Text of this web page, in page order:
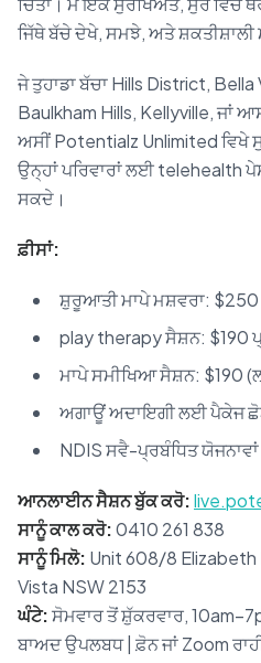
ਜਿੱਥੇ ਬੱਚੇ ਦੇਖੇ, ਸਮਝੇ, ਅਤੇ
ਜੇ ਤੁਹਾਡਾ ਬੱਚਾ Hills District,
Baulkham Hills, Kellyville, ਜਾਂ
ਅਸੀਂ Potentialz Unlimited ਵਿਖੇ
ਉਨ੍ਹਾਂ ਪਰਿਵਾਰਾਂ ਲਈ telehealth
ਸਕਦੇ।
ਫ਼ੀਸਾਂ:
ਸ਼ੁਰੂਆਤੀ ਮਾਪੇ ਮਸ਼ਵਰਾ: $250
play therapy ਸੈਸ਼ਨ: $190
ਮਾਪੇ ਸਮੀਖਿਆ ਸੈਸ਼ਨ: $190
ਅਗਾਊਂ ਅਦਾਇਗੀ ਲਈ ਪੈਕੇਜ
NDIS ਸਵੈ-ਪ੍ਰਬੰਧਿਤ
ਆਨਲਾਈਨ ਸੈਸ਼ਨ ਬੁੱਕ ਕਰੋ:
ਸਾਨੂੰ ਕਾਲ ਕਰੋ:0410 261 838
ਸਾਨੂੰ ਮਿਲੋ: Unit 608/8 Elizabeth
Vista NSW 2153
ਘੰਟੇ:ਸੋਮਵਾਰ ਤੋਂ ਸ਼ੁੱਕਰਵਾਰ,
ਬਾਅਦ ਉਪਲਬਧ | ਫ਼ੋਨ ਜਾਂ Zoom